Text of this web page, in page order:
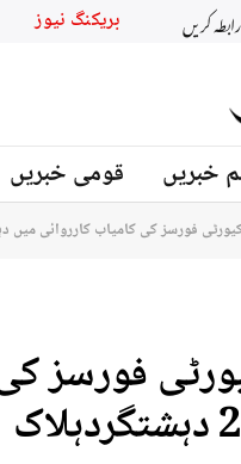
کریں
خبریں قومی خبریں
فورسز کی کامیاب کارروائی میں دہشتگرد
فورسز